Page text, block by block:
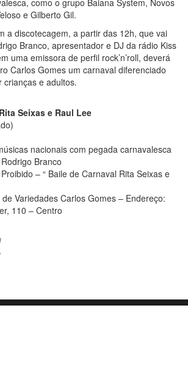
como o grupo Baiana System, Novos
e Gilberto Gil.
a discotecagem, a partir das 12h, que vai
Branco, apresentador e DJ da rádio Kiss
uma emissora de perfil rock’n’roll, deverá
Carlos Gomes um carnaval diferenciado
e adultos.
Seixas e Raul Lee
nacionais com pegada carnavalesca
Branco
– “ Baile de Carnaval Rita Seixas e
Variedades Carlos Gomes – Endereço:
110 – Centro